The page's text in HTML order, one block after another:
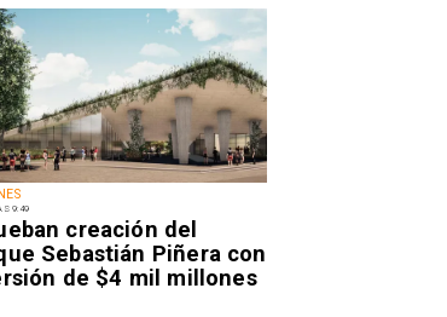
9:49
creación del
Sebastián Piñera con
de $4 mil millones